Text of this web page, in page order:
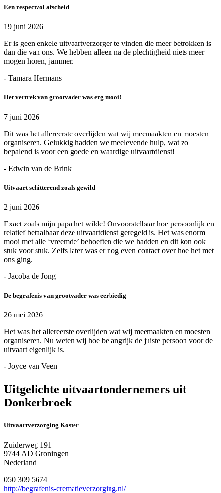
Een respectvol afscheid
19 juni 2026
Er is geen enkele uitvaartverzorger te vinden die meer betrokken is
dan die van ons. We hebben alleen na de plechtigheid niets meer
mogen horen, jammer.
- Tamara Hermans
Het vertrek van grootvader was erg mooi!
7 juni 2026
Dit was het allereerste overlijden wat wij meemaakten en moesten
organiseren. Gelukkig hadden we meelevende hulp, wat zo
bepalend is voor een goede en waardige uitvaartdienst!
- Edwin van de Brink
Uitvaart schitterend zoals gewild
2 juni 2026
Exact zoals mijn papa het wilde! Onvoorstelbaar hoe persoonlijk en
relatief betaalbaar deze uitvaartdienst geregeld is. Het was enorm
mooi met alle ‘vreemde’ behoeften die we hadden en dit kon ook
stuk voor stuk. Zelfs later was er nog even contact over hoe het met
ons ging.
- Jacoba de Jong
De begrafenis van grootvader was eerbiedig
26 mei 2026
Het was het allereerste overlijden wat wij meemaakten en moesten
organiseren. Nu weten wij hoe belangrijk de juiste persoon voor de
uitvaart eigenlijk is.
- Joyce van Veen
Uitgelichte uitvaartondernemers uit
Donkerbroek
Uitvaartverzorging Koster
Zuiderweg 191
9744 AD Groningen
Nederland
050 309 5674
http://begrafenis-crematieverzorging.nl/